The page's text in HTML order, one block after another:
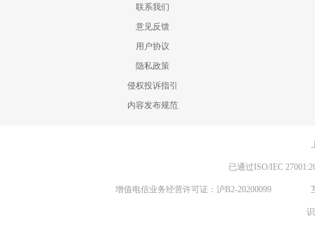
联系我们
意见反馈
用户协议
隐私政策
侵权投诉指引
内容发布规范
已通过ISO/IEC
增值电信业务经营许可证：沪B2-20200099